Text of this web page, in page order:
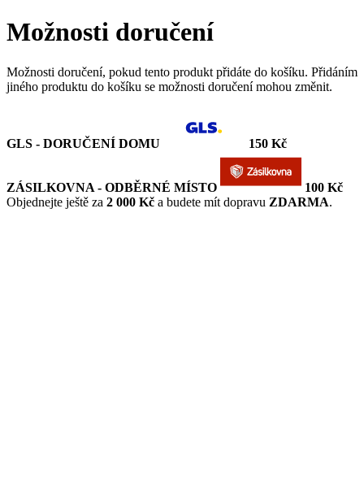
Možnosti doručení
Možnosti doručení, pokud tento produkt přidáte do košíku. Přidáním
jiného produktu do košíku se možnosti doručení mohou změnit.
GLS - DORUČENÍ DOMU 150 Kč
ZÁSILKOVNA - ODBĚRNÉ MÍSTO
100 Kč
Objednejte ještě za 2 000 Kč a budete mít dopravu ZDARMA.